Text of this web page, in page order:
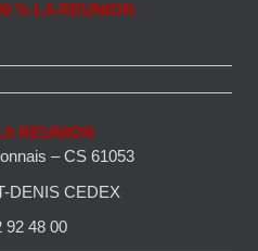
% LA REUNION
REUNION
– CS 61053
DENIS CEDEX
92 48 00